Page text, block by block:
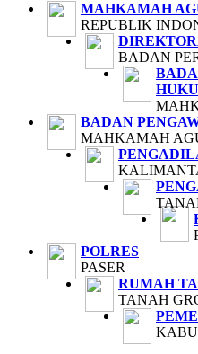
MAHKAMAH
REPUBLIK
BADAN
BADAN
MAHKAMAH
POLRES
PASER
RUMAH
TANAH